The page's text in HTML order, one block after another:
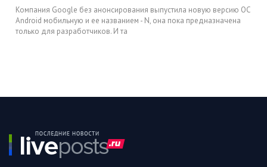
Компания Google без анонсирования выпустила новую версию ОС
Android мобильную и ее названием - N, она пока предназначена
только для разработчиков. И та